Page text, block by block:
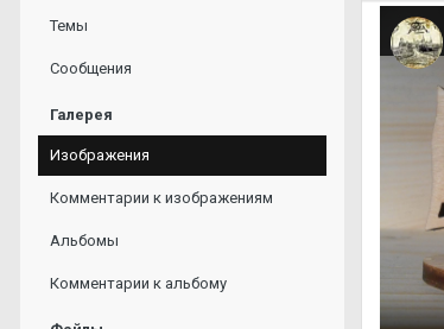
Темы
Сообщения
Галерея
Изображения
Комментарии к изображениям
Альбомы
Комментарии к альбому